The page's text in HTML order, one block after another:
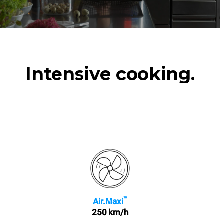
Intensive cooking.
Air.Maxi™
250 km/h